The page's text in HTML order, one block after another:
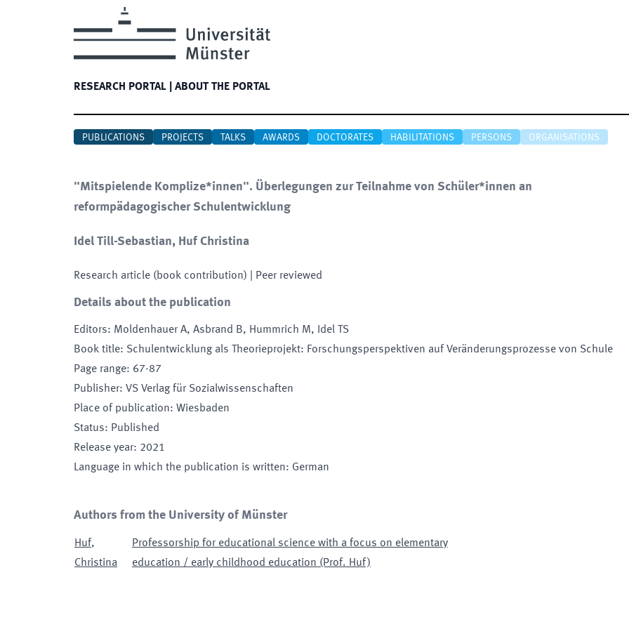
RESEARCH PORTAL ABOUT THE PORTAL
PUBLICATIONS PROJECTS TALKS AWARDS DOCTORATES HABILITATIONS PERSONS ORGANISATIONS
"Mitspielende Komplize*innen". Überlegungen zur Teilnahme von Schüler*innen an
reformpädagogischer Schulentwicklung
Idel Till-Sebastian, Huf Christina
Research article (book contribution) | Peer reviewed
Details about the publication
Editors: Moldenhauer A, Asbrand B, Hummrich M, Idel TS
Book title: Schulentwicklung als Theorieprojekt: Forschungsperspektiven auf Veränderungsprozesse von Schule
Page range: 67-87
Publisher: VS Verlag für Sozialwissenschaften
Place of publication: Wiesbaden
Status: Published
Release year: 2021
Language in which the publication is written: German
Authors from the University of Münster
Huf,
Christina
Professorship for educational science with a focus on elementary
education / early childhood education (Prof. Huf)